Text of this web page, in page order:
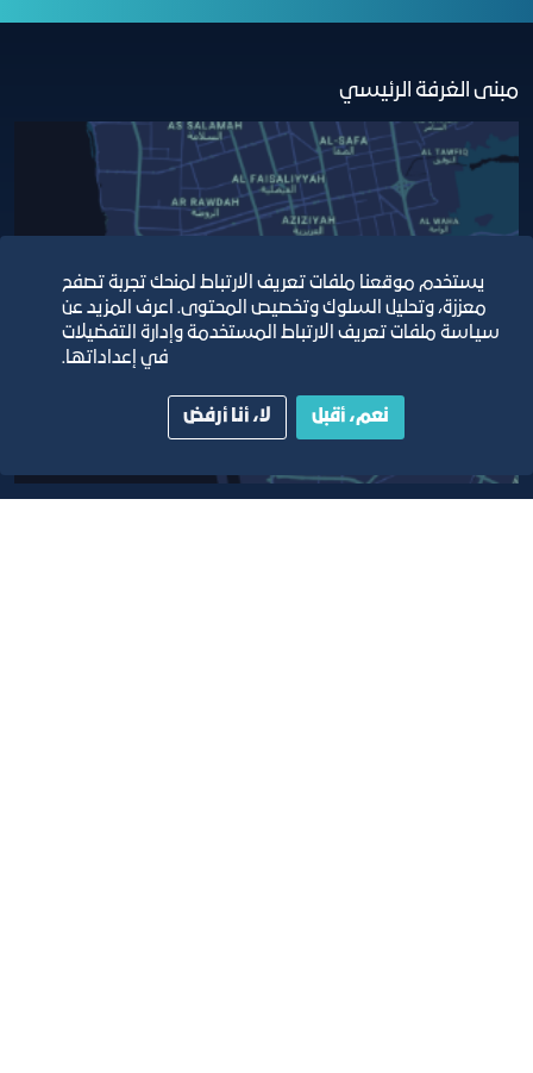
مبنى الغرفة الرئيسي
يستخدم موقعنا ملفات تعريف الارتباط لمنحك تجربة تصفح
معززة، وتحليل السلوك وتخصيص المحتوى. اعرف المزيد عن
سياسة ملفات تعريف الارتباط المستخدمة وإدارة التفضيلات
في إعداداتها.
نعم، أقبل لا، أنا أرفض